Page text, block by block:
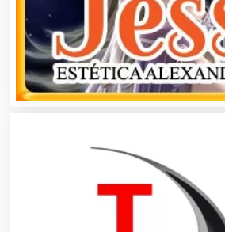
Animadores de Eventos
Aparatos y Equipos
Artes Gráficas